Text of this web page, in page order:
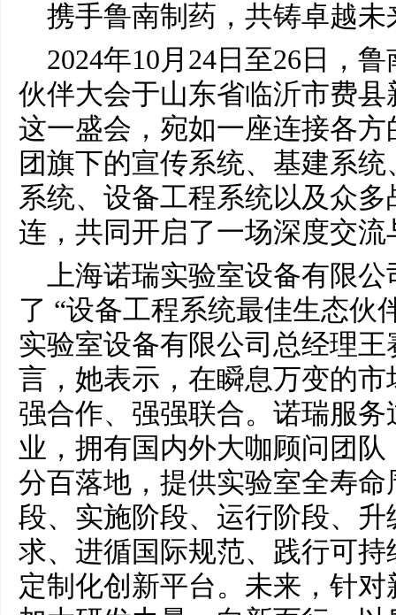
携手鲁南制药，共铸卓越未
2024年10月24日至26日，
伙伴大会于山东省临沂市费
这一盛会，宛如一座连接各
团旗下的宣传系统、基建系
系统、设备工程系统以及众
连，共同开启了一场深度交
上海诺瑞实验室设备有限
了 “设备工程系统最佳生态伙
实验室设备有限公司总经理
言，她表示，在瞬息万变的
强合作、强强联合。诺瑞服务
业，拥有国内外大咖顾问团
分百落地，提供实验室全寿
段、实施阶段、运行阶段、
求、进循国际规范、践行可
定制化创新平台。未来，针